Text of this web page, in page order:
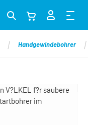
Handgewindebohrer